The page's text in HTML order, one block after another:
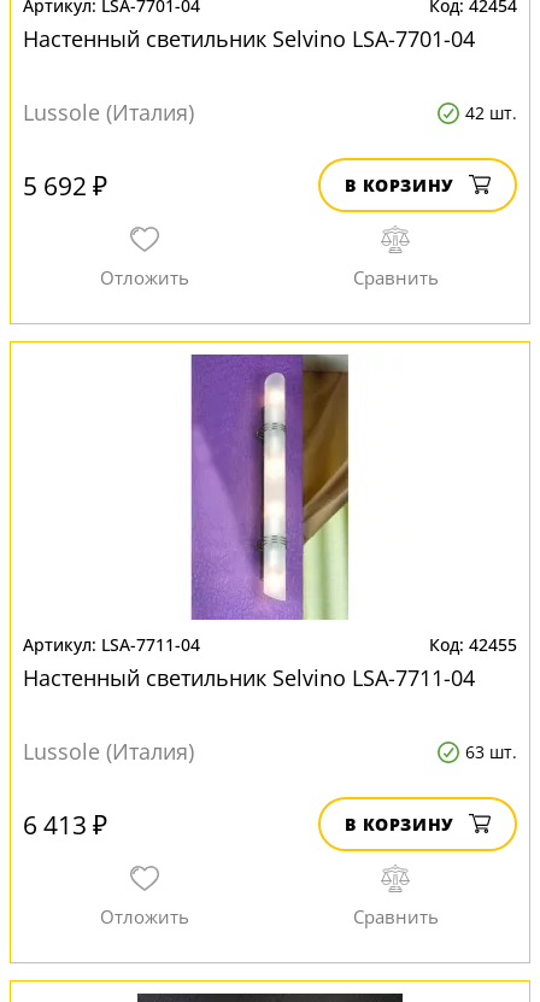
LSA-7701-04 42454
Настенный светильник Selvino LSA-7701-04
Lussole (Италия) 42 шт.
5 692 ₽ В КОРЗИНУ
LSA-7711-04 42455
Настенный светильник Selvino LSA-7711-04
Lussole (Италия) 63 шт.
6 413 ₽ В КОРЗИНУ